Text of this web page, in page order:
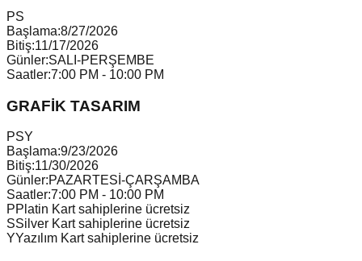
PS
Başlama:8/27/2026
Bitiş:11/17/2026
Günler:SALI-PERŞEMBE
Saatler:7:00 PM - 10:00 PM
GRAFİK TASARIM
PSY
Başlama:9/23/2026
Bitiş:11/30/2026
Günler:PAZARTESİ-ÇARŞAMBA
Saatler:7:00 PM - 10:00 PM
PPlatin Kart sahiplerine ücretsiz
SSilver Kart sahiplerine ücretsiz
YYazılım Kart sahiplerine ücretsiz